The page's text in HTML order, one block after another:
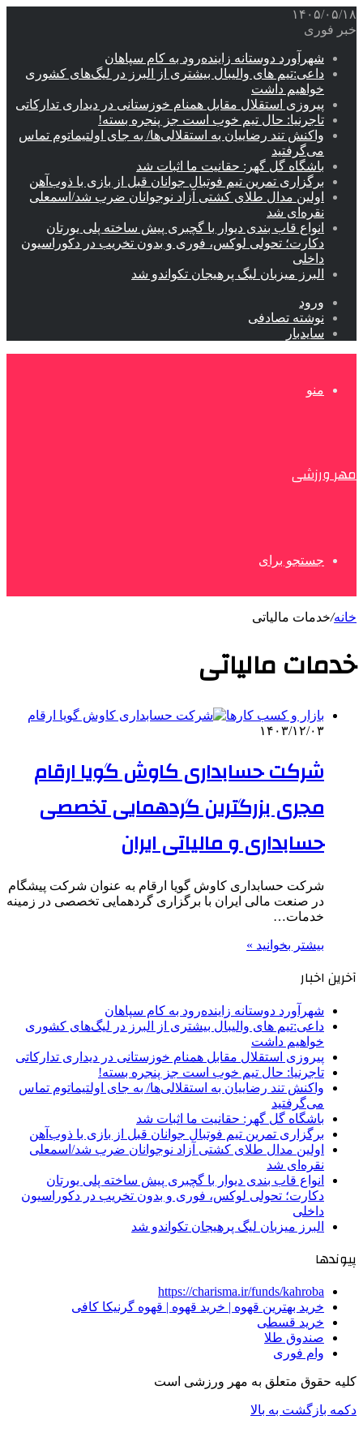
۱۴۰۵/۰۵/۱۸
خبر فوری
شهرآورد دوستانه زاینده‌رود به کام سپاهان
داعی:تیم های والیبال بیشتری از البرز در لیگ‌های کشوری
خواهیم داشت
پیروزی استقلال مقابل همنام خوزستانی در دیداری تدارکاتی
تاجرنیا: حال تیم خوب است جز پنجره بسته!
واکنش تند رضاییان به استقلالی‌ها/ به جای اولتیماتوم تماس
می‌گرفتید
باشگاه گل گهر: حقانیت ما اثبات شد
برگزاری تمرین تیم فوتبال جوانان قبل از بازی با ذوب‌آهن
اولین مدال طلای کشتی آزاد نوجوانان ضرب شد/اسمعلی
نقره‌ای شد
انواع قاب بندی دیوار با گچبری پیش ساخته پلی یورتان
دکارت؛ تحولی لوکس، فوری و بدون تخریب در دکوراسیون
داخلی
البرز میزبان لیگ پرهیجان تکواندو شد
ورود
نوشته تصادفی
سایدبار
منو
مهر ورزشی
جستجو برای
خانه/خدمات مالیاتی
خدمات مالیاتی
بازار و کسب کارها
۱۴۰۳/۱۲/۰۳
شرکت حسابداری کاوش گویا ارقام
مجری بزرگترین گردهمایی تخصصی
حسابداری و مالیاتی ایران
شرکت حسابداری کاوش گویا ارقام به عنوان شرکت پیشگام
در صنعت مالی ایران با برگزاری گردهمایی تخصصی در زمینه
خدمات…
بیشتر بخوانید »
آخرین اخبار
شهرآورد دوستانه زاینده‌رود به کام سپاهان
داعی:تیم های والیبال بیشتری از البرز در لیگ‌های کشوری
خواهیم داشت
پیروزی استقلال مقابل همنام خوزستانی در دیداری تدارکاتی
تاجرنیا: حال تیم خوب است جز پنجره بسته!
واکنش تند رضاییان به استقلالی‌ها/ به جای اولتیماتوم تماس
می‌گرفتید
باشگاه گل گهر: حقانیت ما اثبات شد
برگزاری تمرین تیم فوتبال جوانان قبل از بازی با ذوب‌آهن
اولین مدال طلای کشتی آزاد نوجوانان ضرب شد/اسمعلی
نقره‌ای شد
انواع قاب بندی دیوار با گچبری پیش ساخته پلی یورتان
دکارت؛ تحولی لوکس، فوری و بدون تخریب در دکوراسیون
داخلی
البرز میزبان لیگ پرهیجان تکواندو شد
پیوندها
https://charisma.ir/funds/kahroba
خرید بهترین قهوه | خرید قهوه | قهوه گرنیکا کافی
خرید قسطی
صندوق طلا
وام فوری
کلیه حقوق متعلق به مهر ورزشی است
دکمه بازگشت به بالا